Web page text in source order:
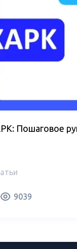
Пошаговое
9039